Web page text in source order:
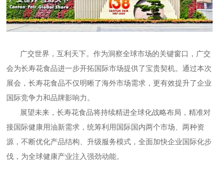
广交世界，互利天下。作为洞察全球市场的关键窗口，广交
会为长寿花食品进一步开拓国际市场提供了宝贵契机。通过本次
展会，长寿花食品不仅明晰了海外市场需求，更有效提升了企业
国际竞争力和品牌影响力。
展望未来，长寿花食品将持续精进全球化战略布局，精准对
接国际健康用油新需求，统筹利用国际国内两个市场、两种资
源，不断优化产品结构、升级服务模式，全面加快企业国际化步
伐，为全球健康产业注入强劲动能。